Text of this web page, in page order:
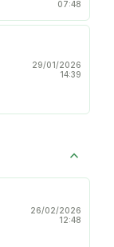
07:48
29/01/2026
14:39
26/02/2026
12:48